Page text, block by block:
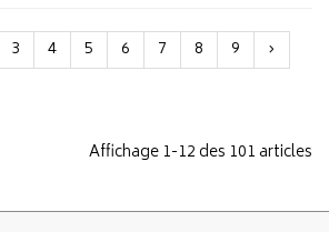
3 4 5 6 7 8 9
›
Affichage 1-12 des 101 articles